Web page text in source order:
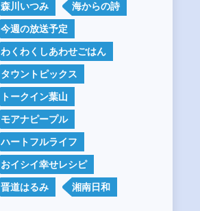
森川いつみ 海からの詩
今週の放送予定
わくわくしあわせごはん
タウントピックス
トークイン葉山
モアナピープル
ハートフルライフ
おイシイ幸せレシピ
晋道はるみ 湘南日和